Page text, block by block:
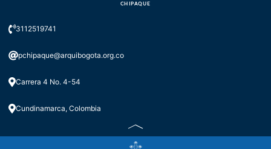
CHIPAQUE
3112519741
pchipaque@arquibogota.org.co
Carrera 4 No. 4-54
Cundinamarca, Colombia